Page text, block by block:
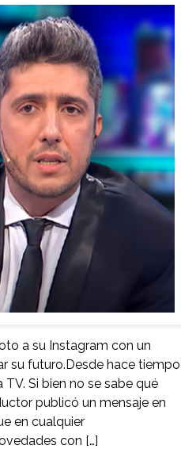
a su Instagram con un
su futuro.Desde hace tiempo
Si bien no se sabe qué
publicó un mensaje en
en cualquier
con […]